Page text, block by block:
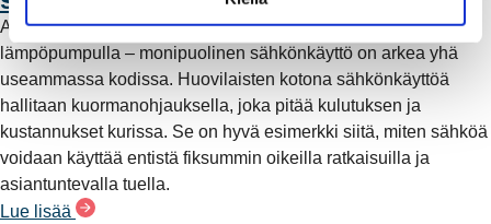
a
Aurinkopaneelit katolla, sähköauto pihassa ja lämmitys
lämpöpumpulla – monipuolinen sähkönkäyttö on arkea yhä
useammassa kodissa. Huovilaisten kotona sähkönkäyttöä
hallitaan kuormanohjauksella, joka pitää kulutuksen ja
kustannukset kurissa. Se on hyvä esimerkki siitä, miten sähköä
voidaan käyttää entistä fiksummin oikeilla ratkaisuilla ja
asiantuntevalla tuella.
Lue lisää